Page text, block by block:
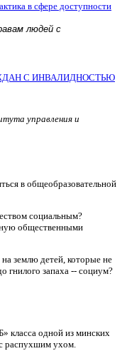
в сфере доступности
людей с
С ИНВАЛИДНОСТЬЮ
управления и
в общеобразовательной
социальным?
общественными
землю детей, которые не
гнилого запаха -- социум?
класса одной из минских
с распухшим ухом.